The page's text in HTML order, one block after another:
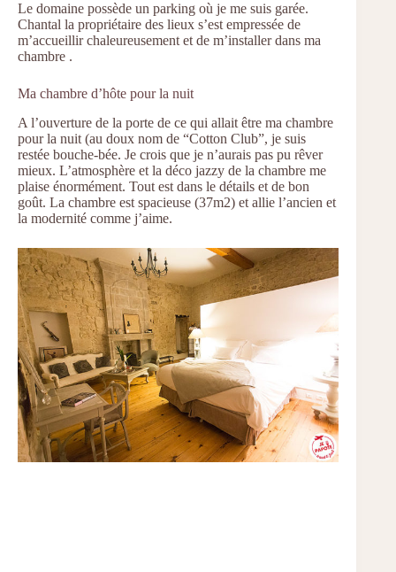
Le domaine possède un parking où je me suis garée.
Chantal la propriétaire des lieux s’est empressée de
m’accueillir chaleureusement et de m’installer dans ma
chambre .
Ma chambre d’hôte pour la nuit
A l’ouverture de la porte de ce qui allait être ma chambre
pour la nuit (au doux nom de “Cotton Club”, je suis
restée bouche-bée. Je crois que je n’aurais pas pu rêver
mieux. L’atmosphère et la déco jazzy de la chambre me
plaise énormément. Tout est dans le détails et de bon
goût. La chambre est spacieuse (37m2) et allie l’ancien et
la modernité comme j’aime.